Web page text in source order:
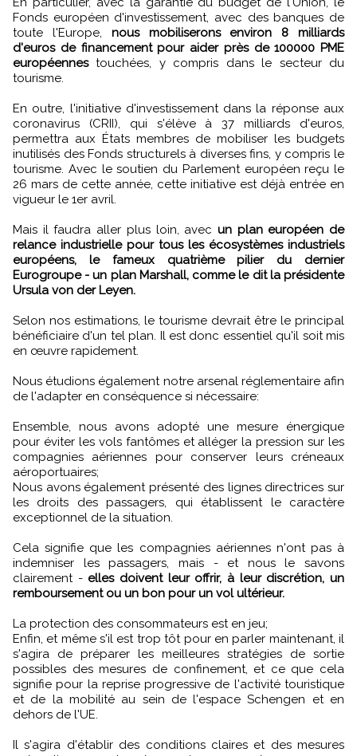
Fonds européen d'investissement, avec des banques de
toute l'Europe, nous mobiliserons environ 8 milliards
d'euros de financement pour aider près de 100000 PME
européennestouchées, y compris dans le secteur du
tourisme.
En outre, l'initiative d'investissement dans la réponse aux
coronavirus (CRII), qui s'élève à 37 milliards d'euros,
permettra aux États membres de mobiliser les budgets
inutilisés des Fonds structurels à diverses fins, y compris le
tourisme. Avec le soutien du Parlement européen reçu le
26 mars de cette année, cette initiative est déjà entrée en
vigueur le 1er avril.
Mais il faudra aller plus loin, avec un plan européen de
relance industrielle pour tous les écosystèmes industriels
européens, le fameux quatrième pilier du dernier
Eurogroupe - un plan Marshall, comme le dit la présidente
Ursula von der Leyen.
Selon nos estimations, le tourisme devrait être le principal
bénéficiaire d'un tel plan. Il est donc essentiel qu'il soit mis
en œuvre rapidement.
Nous étudions également notre arsenal réglementaire afin
de l'adapter en conséquence si nécessaire:
Ensemble, nous avons adopté une mesure énergique
pour éviter les vols fantômes et alléger la pression sur les
compagnies aériennes pour conserver leurs créneaux
aéroportuaires;
Nous avons également présenté des lignes directrices sur
les droits des passagers, qui établissent le caractère
exceptionnel de la situation.
Cela signifie que les compagnies aériennes n'ont pas à
indemniser les passagers, mais - et nous le savons
clairement - elles doivent leur offrir, à leur discrétion, un
remboursement ou un bon pour un vol ultérieur.
La protection des consommateurs est en jeu;
Enfin, et même s'il est trop tôt pour en parler maintenant, il
s'agira de préparer les meilleures stratégies de sortie
possibles des mesures de confinement, et ce que cela
signifie pour la reprise progressive de l'activité touristique
et de la mobilité au sein de l'espace Schengen et en
dehors de l'UE.
Il s'agira d'établir des conditions claires et des mesures